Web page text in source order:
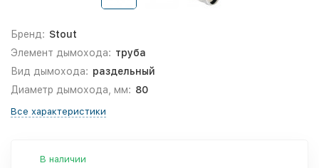
Бренд: Stout
Элемент дымохода: труба
Вид дымохода: раздельный
Диаметр дымохода, мм: 80
Все характеристики
В наличии